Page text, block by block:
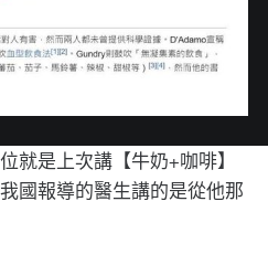
就是上次講【牛奶+咖啡】
國報導的醫生講的是從他那